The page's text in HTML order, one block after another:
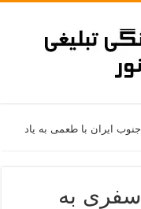
ایران با طعمی به یاد
به